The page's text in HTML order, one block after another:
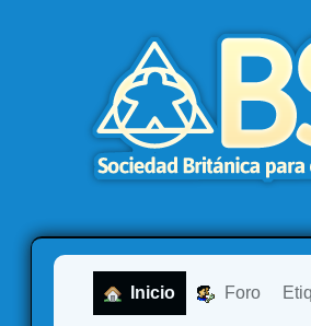
Inicio Foro